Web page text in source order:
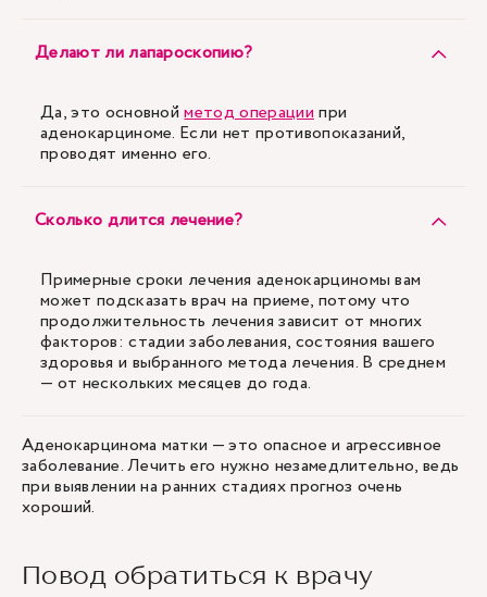
Делают ли лапароскопию?
Да, это основнойметод операциипри
аденокарциноме. Если нет противопоказаний,
проводят именно его.
Сколько длится лечение?
Примерные сроки лечения аденокарциномы вам
может подсказать врач на приеме, потому что
продолжительность лечения зависит от многих
факторов: стадии заболевания, состояния вашего
здоровья и выбранного метода лечения. В среднем
— от нескольких месяцев до года.
Аденокарцинома матки — это опасное и агрессивное
заболевание. Лечить его нужно незамедлительно, ведь
при выявлении на ранних стадиях прогноз очень
хороший.
Повод обратиться к врачу